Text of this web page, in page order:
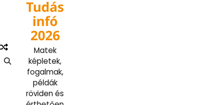
Tudás
infó
2026
Matek
képletek,
fogalmak,
példák
röviden és